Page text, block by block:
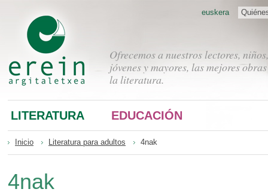
Ofrecemos a nuestros lectores, niños,
jóvenes y mayores, las mejores
la literatura.
euskera
LITERATURA EDUCACIÓN
Inicio Literatura para adultos 4nak
4nak